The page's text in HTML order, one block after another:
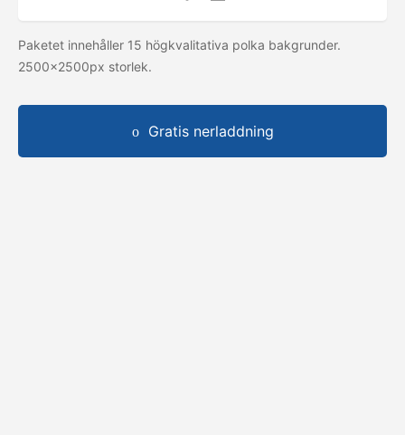
Paketet innehåller 15 högkvalitativa polka bakgrunder.
2500x2500px storlek.
Gratis nerladdning